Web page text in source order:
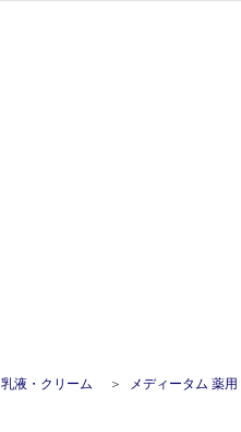
乳液・クリーム メディータム 薬用 美白クリーム